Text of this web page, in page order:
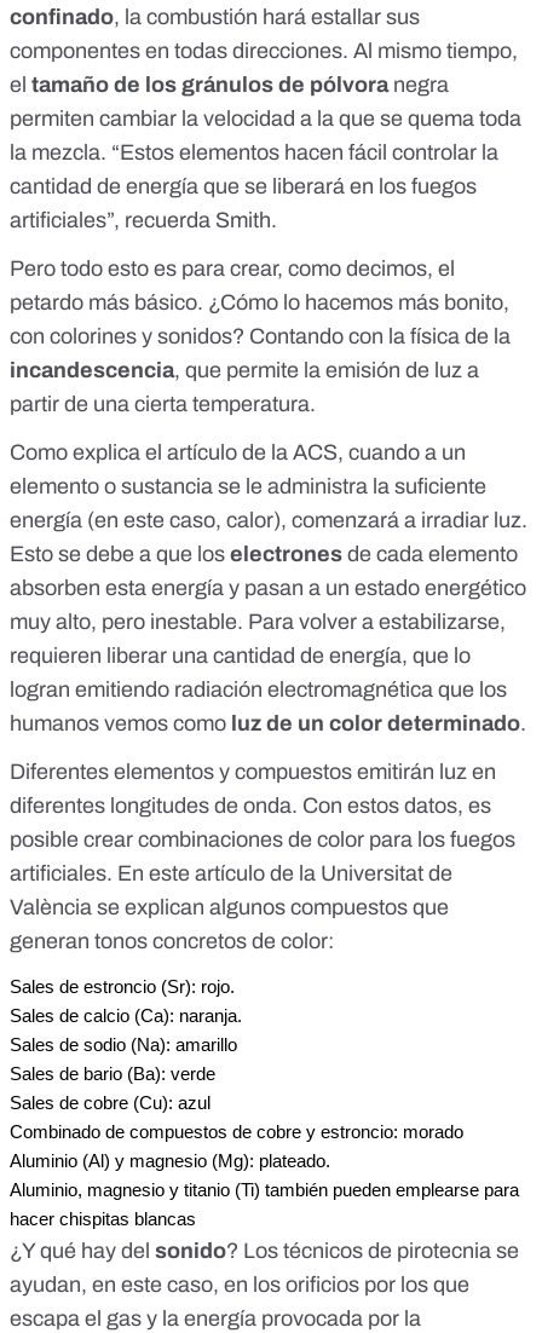
confinado, la combustión hará estallar sus
componentes en todas direcciones. Al mismo tiempo,
el tamaño de los gránulos de pólvora negra
permiten cambiar la velocidad a la que se quema toda
la mezcla. “Estos elementos hacen fácil controlar la
cantidad de energía que se liberará en los fuegos
artificiales”, recuerda Smith.
Pero todo esto es para crear, como decimos, el
petardo más básico. ¿Cómo lo hacemos más bonito,
con colorines y sonidos? Contando con la física de la
incandescencia, que permite la emisión de luz a
partir de una cierta temperatura.
Como explica el artículo de la ACS, cuando a un
elemento o sustancia se le administra la suficiente
energía (en este caso, calor), comenzará a irradiar luz.
Esto se debe a que los electrones de cada elemento
absorben esta energía y pasan a un estado energético
muy alto, pero inestable. Para volver a estabilizarse,
requieren liberar una cantidad de energía, que lo
logran emitiendo radiación electromagnética que los
humanos vemos como luz de un color determinado.
Diferentes elementos y compuestos emitirán luz en
diferentes longitudes de onda. Con estos datos, es
posible crear combinaciones de color para los fuegos
artificiales. En este artículo de la Universitat de
València se explican algunos compuestos que
generan tonos concretos de color:
Sales de estroncio (Sr): rojo.
Sales de calcio (Ca): naranja.
Sales de sodio (Na): amarillo
Sales de bario (Ba): verde
Sales de cobre (Cu): azul
Combinado de compuestos de cobre y estroncio: morado
Aluminio (Al) y magnesio (Mg): plateado.
Aluminio, magnesio y titanio (Ti) también pueden emplearse para
hacer chispitas blancas
¿Y qué hay del sonido? Los técnicos de pirotecnia se
ayudan, en este caso, en los orificios por los que
escapa el gas y la energía provocada por la